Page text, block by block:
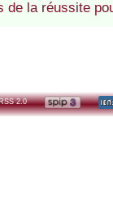
de la réussite
2.0